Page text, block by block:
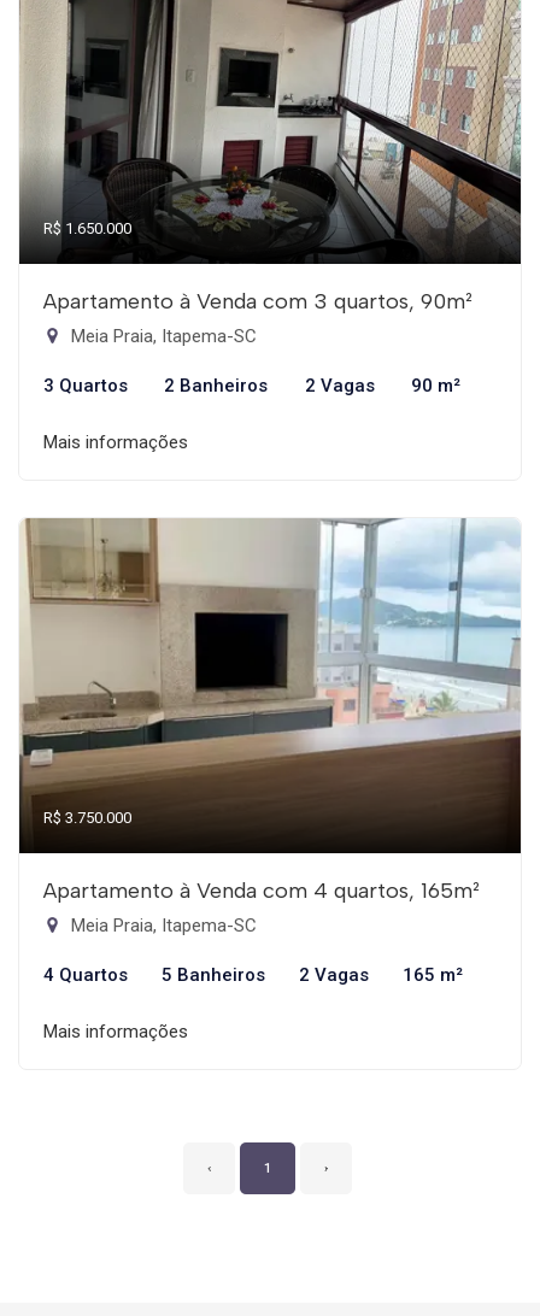
R$ 1.650.000
Apartamento à Venda com 3 quartos, 90m²
Meia Praia, Itapema-SC
3 Quartos 2 Banheiros 2 Vagas 90 m²
Mais informações
R$ 3.750.000
Apartamento à Venda com 4 quartos, 165m²
Meia Praia, Itapema-SC
4 Quartos 5 Banheiros 2 Vagas 165 m²
Mais informações
‹ 1 ›